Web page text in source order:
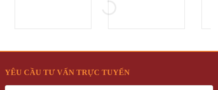
YÊU CẦU TƯ VẤN TRỰC TUYẾN